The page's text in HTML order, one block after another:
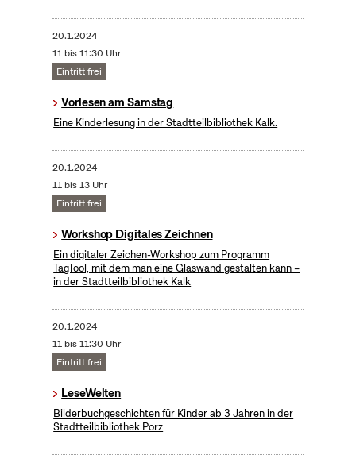
20.1.2024
11 bis 11:30 Uhr
Eintritt frei
Vorlesen am Samstag
Eine Kinderlesung in der Stadtteilbibliothek Kalk.
20.1.2024
11 bis 13 Uhr
Eintritt frei
Workshop Digitales Zeichnen
Ein digitaler Zeichen-Workshop zum Programm
TagTool, mit dem man eine Glaswand gestalten kann –
in der Stadtteilbibliothek Kalk
20.1.2024
11 bis 11:30 Uhr
Eintritt frei
LeseWelten
Bilderbuchgeschichten für Kinder ab 3 Jahren in der
Stadtteilbibliothek Porz